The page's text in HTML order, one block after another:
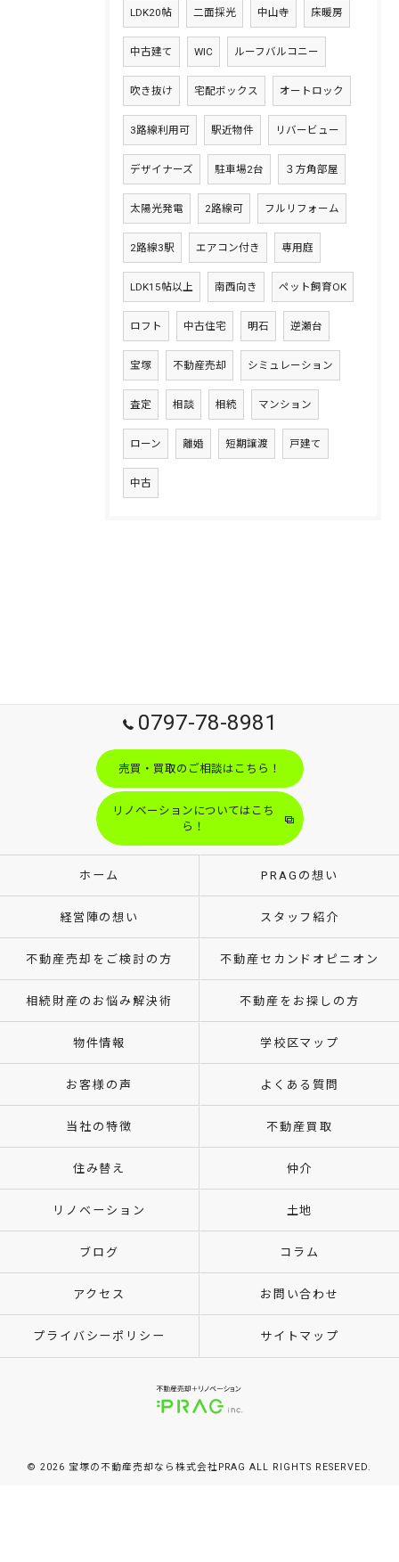
LDK20帖 二面採光 中山寺 床暖房
中古建て WIC ルーフバルコニー
吹き抜け 宅配ボックス オートロック
3路線利用可 駅近物件 リバービュー
デザイナーズ 駐車場2台 ３方角部屋
太陽光発電 2路線可 フルリフォーム
2路線3駅 エアコン付き 専用庭
LDK15帖以上 南西向き ペット飼育OK
ロフト 中古住宅 明石 逆瀬台
宝塚 不動産売却 シミュレーション
査定 相談 相続 マンション
ローン 離婚 短期譲渡 戸建て
中古
0797-78-8981
売買・買取のご相談はこちら！
リノベーションについてはこち
ら！
ホーム PRAGの想い
経営陣の想い スタッフ紹介
不動産売却をご検討の方 不動産セカンドオピニオン
相続財産のお悩み解決術 不動産をお探しの方
物件情報 学校区マップ
お客様の声 よくある質問
当社の特徴 不動産買取
住み替え 仲介
リノベーション 土地
ブログ コラム
アクセス お問い合わせ
プライバシーポリシー サイトマップ
© 2026 宝塚の不動産売却なら株式会社PRAG ALL RIGHTS RESERVED.